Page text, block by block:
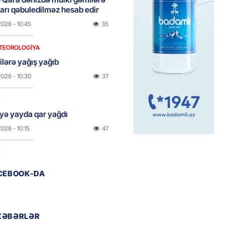
qəbuledilməz hesab edir
- 10:45 35
yağış yağıb
- 10:30 37
yayda qar yağdı
- 10:15 47
Xirosima qurbanlarının
ediləcək
DA